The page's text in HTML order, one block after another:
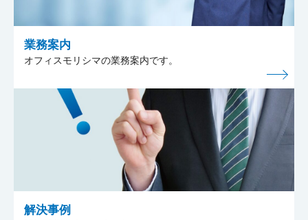
業務案内
オフィスモリシマの業務案内です。
解決事例